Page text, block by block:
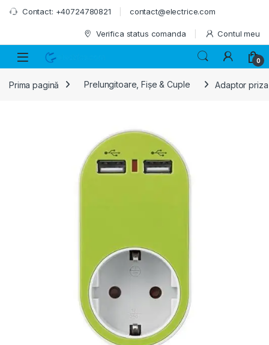
Skip to navigation
Skip to content
Contact: +40724780821 contact@electrice.com
Verifica status comanda Contul meu
0
Prima pagină Prelungitoare, Fișe & Cuple Adaptor